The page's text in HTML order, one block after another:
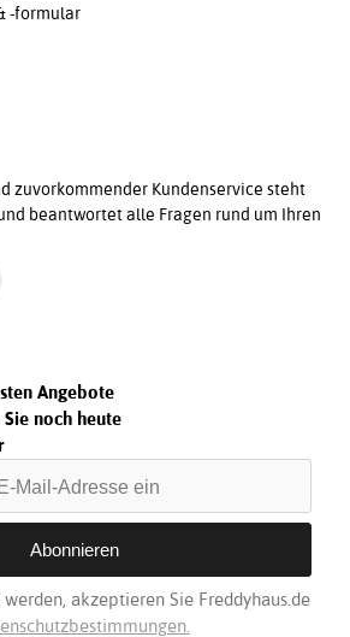
-formular
zuvorkommender Kundenservice steht
beantwortet alle Fragen rund um Ihren
Angebote
noch heute
akzeptieren Sie Freddyhaus.de